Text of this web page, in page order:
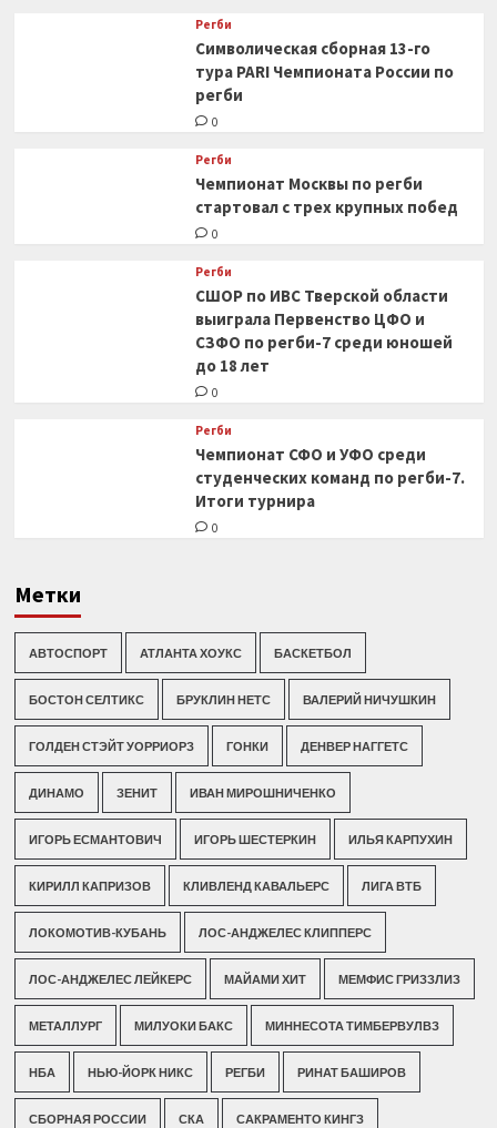
Регби
Символическая сборная 13-го
тура PARI Чемпионата России по
регби
0
Регби
Чемпионат Москвы по регби
стартовал с трех крупных побед
0
Регби
СШОР по ИВС Тверской области
выиграла Первенство ЦФО и
СЗФО по регби-7 среди юношей
до 18 лет
0
Регби
Чемпионат СФО и УФО среди
студенческих команд по регби-7.
Итоги турнира
0
Метки
АВТОСПОРТ АТЛАНТА ХОУКС БАСКЕТБОЛ
БОСТОН СЕЛТИКС БРУКЛИН НЕТС ВАЛЕРИЙ НИЧУШКИН
ГОЛДЕН СТЭЙТ УОРРИОРЗ ГОНКИ ДЕНВЕР НАГГЕТС
ДИНАМО ЗЕНИТ ИВАН МИРОШНИЧЕНКО
ИГОРЬ ЕСМАНТОВИЧ ИГОРЬ ШЕСТЕРКИН ИЛЬЯ КАРПУХИН
КИРИЛЛ КАПРИЗОВ КЛИВЛЕНД КАВАЛЬЕРС ЛИГА ВТБ
ЛОКОМОТИВ-КУБАНЬ ЛОС-АНДЖЕЛЕС КЛИППЕРС
ЛОС-АНДЖЕЛЕС ЛЕЙКЕРС МАЙАМИ ХИТ МЕМФИС ГРИЗЗЛИЗ
МЕТАЛЛУРГ МИЛУОКИ БАКС МИННЕСОТА ТИМБЕРВУЛВЗ
НБА НЬЮ-ЙОРК НИКС РЕГБИ РИНАТ БАШИРОВ
СБОРНАЯ РОССИИ СКА САКРАМЕНТО КИНГЗ